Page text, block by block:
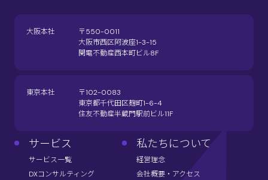
大阪本社
〒550-0011
大阪市西区阿波座1-3-15
関電不動産西本町ビル8F
東京本社
〒102-0083
東京都千代田区麹町1-6-4
住友不動産半蔵門駅前ビル11F
サービス
サービス一覧
DXコンサルティング
私たちについて
経営理念
会社概要・アクセス